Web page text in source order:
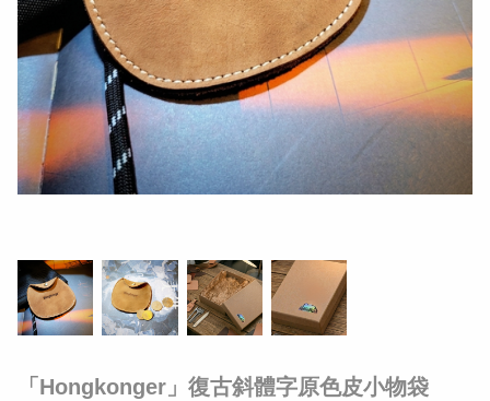
「Hongkonger」復古斜體字原色皮小物袋